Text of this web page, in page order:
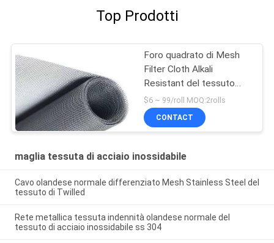
Top Prodotti
Foro quadrato di Mesh
Filter Cloth Alkali
Resistant del tessuto
olandese 50m degli ss
316
$6 ~ 99/roll MOQ:2rolls
CONTACT
maglia tessuta di acciaio inossidabile
Cavo olandese normale differenziato Mesh Stainless Steel del
tessuto di Twilled
Rete metallica tessuta indennità olandese normale del
tessuto di acciaio inossidabile ss 304